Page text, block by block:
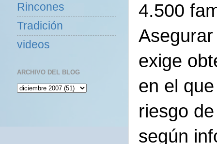
4.500
exige
en el
riesgo
según
Rincones
Tradición
videos
ARCHIVO DEL BLOG